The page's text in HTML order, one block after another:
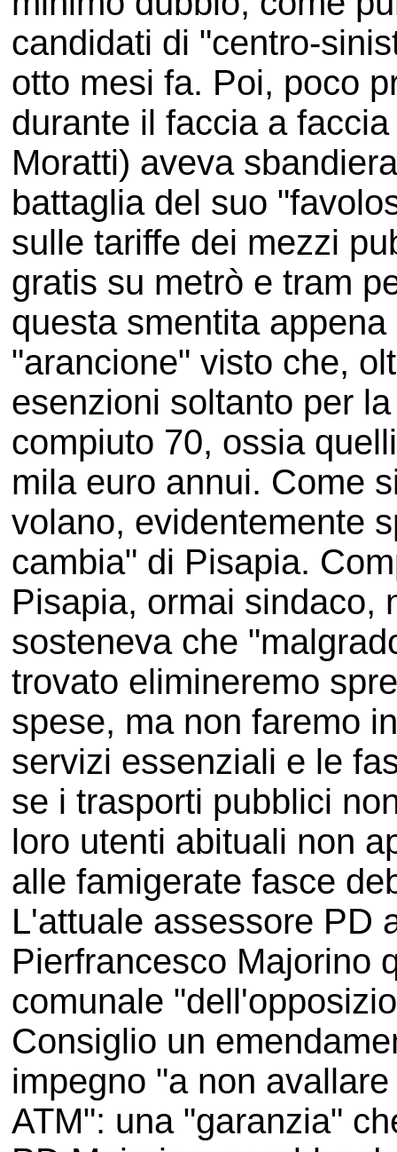
candidati di "centro-
otto mesi fa. Poi, poco
durante il faccia a
Moratti) aveva
battaglia del suo
sulle tariffe dei mezzi
gratis su metrò e tram
questa smentita
"arancione" visto che,
esenzioni soltanto per
compiuto 70, ossia
mila euro annui. Come
volano, evidentemente
cambia" di Pisapia.
Pisapia, ormai sindaco,
sosteneva che
trovato elimineremo
spese, ma non faremo
servizi essenziali e le
se i trasporti pubblici
loro utenti abituali non
alle famigerate fasce
L'attuale assessore PD
Pierfrancesco Majorino
comunale
Consiglio un
impegno "a non
ATM": una "garanzia"